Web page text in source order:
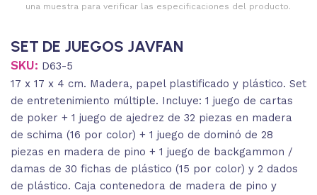
una muestra para verificar las especificaciones del producto.
SET DE JUEGOS JAVFAN
SKU: D63-5
17 x 17 x 4 cm. Madera, papel plastificado y plástico. Set
de entretenimiento múltiple. Incluye: 1 juego de cartas
de poker + 1 juego de ajedrez de 32 piezas en madera
de schima (16 por color) + 1 juego de dominó de 28
piezas en madera de pino + 1 juego de backgammon /
damas de 30 fichas de plástico (15 por color) y 2 dados
de plástico. Caja contenedora de madera de pino y